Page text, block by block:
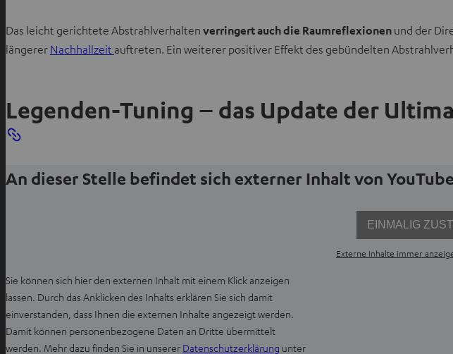
Das leicht gerichtete Abstrahlverhalten verringert auch die Raumreflexionen und der
längerer Nachhallzeit auftreten. Ein weiterer positiver Effekt des gebündelten
Legenden-Tuning – das Update der
An dieser Stelle befindet sich externer Inhalt von YouTube
EINMALIG
Externe Inhalte immer
Sie können sich hier den externen Inhalt mit einem Klick anzeigen
lassen. Durch das Anklicken des Inhalts erklären Sie sich damit
einverstanden, dass Ihnen die externen Inhalte angezeigt werden.
Damit können personenbezogene Daten an Dritte übermittelt
werden. Mehr dazu finden Sie in unserer Datenschutzerklärung unter